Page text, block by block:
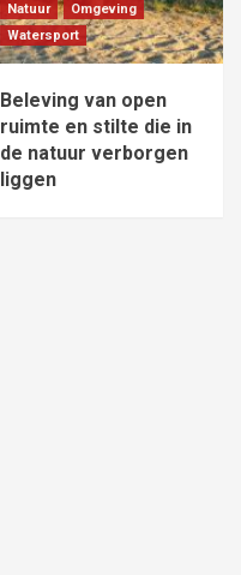
Natuur
Omgeving
Watersport
Beleving van open
ruimte en stilte die in
de natuur verborgen
liggen